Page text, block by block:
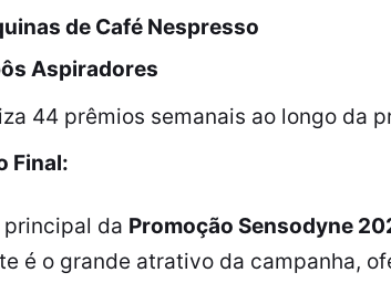
de Café Nespresso
Aspiradores
44 prêmios semanais ao longo da
Final:
principal da Promoção Sensodyne
é o grande atrativo da campanha,